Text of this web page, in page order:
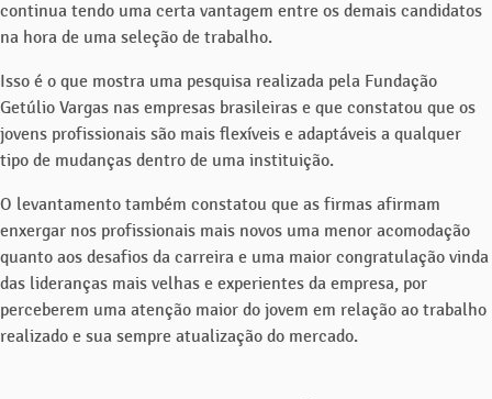
continua tendo uma certa vantagem entre os demais candidatos
na hora de uma seleção de trabalho.
Isso é o que mostra uma pesquisa realizada pela Fundação
Getúlio Vargas nas empresas brasileiras e que constatou que os
jovens profissionais são mais flexíveis e adaptáveis a qualquer
tipo de mudanças dentro de uma instituição.
O levantamento também constatou que as firmas afirmam
enxergar nos profissionais mais novos uma menor acomodação
quanto aos desafios da carreira e uma maior congratulação vinda
das lideranças mais velhas e experientes da empresa, por
perceberem uma atenção maior do jovem em relação ao trabalho
realizado e sua sempre atualização do mercado.